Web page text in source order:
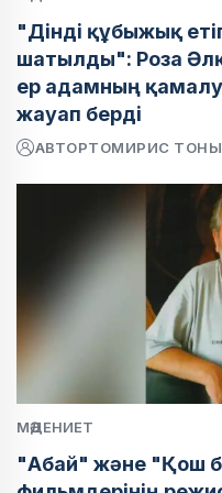
"Дінді құбыжық етіп
шатылды": Роза
ер адамның
жауап берді
АВТОРТОМИРИС
МӘДЕНИЕТ
"Абай" және "Қош